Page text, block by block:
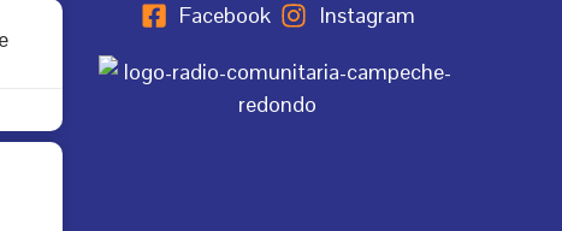
Facebook Instagram